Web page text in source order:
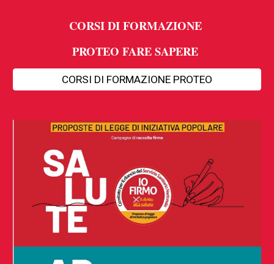
CORSI DI FORMAZIONE
PROTEO FARE SAPERE
CORSI DI FORMAZIONE PROTEO